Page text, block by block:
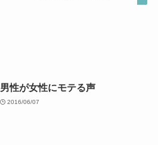
男性が女性にモテる声
2016/06/07